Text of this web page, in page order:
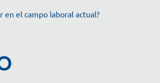
en el campo laboral actual?